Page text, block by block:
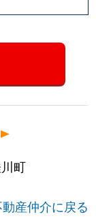
町
産仲介に戻る